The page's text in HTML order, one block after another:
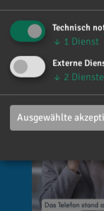
vielen
über jede
ist alles
so viele
denken.
Technisch
↓ 1 Dienst
Externe
↓ 2 Dienste
Ausgewählte